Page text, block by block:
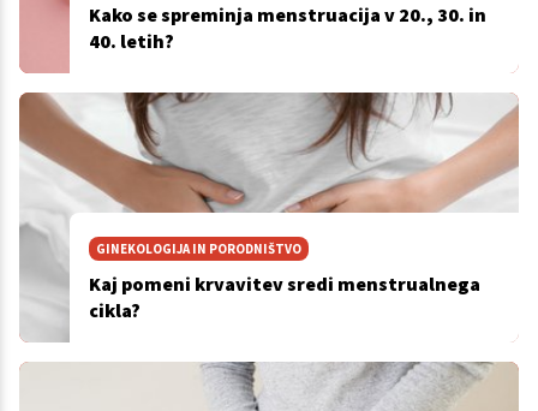
Kako se spreminja menstruacija v 20., 30. in
40. letih?
GINEKOLOGIJA IN PORODNIŠTVO
Kaj pomeni krvavitev sredi menstrualnega
cikla?